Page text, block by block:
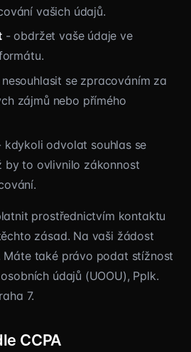
vašich údajů.
- obdržet vaše údaje ve
se zpracováním za
zájmů nebo přímého
odvolat souhlas se
by to ovlivnilo zákonnost
prostřednictvím kontaktu
zásad. Na vaši žádost
Máte také právo podat stížnost
údajů (UOOU), Pplk.
7.
CCPA